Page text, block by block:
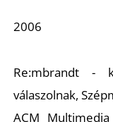
2006
Re:mbrandt -
válaszolnak,
ACM